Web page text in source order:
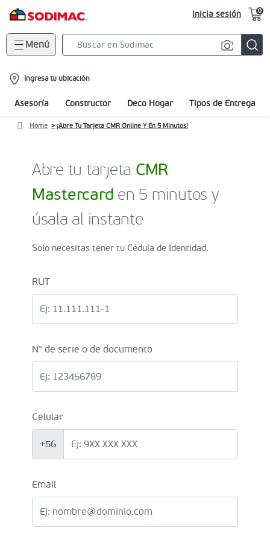
Inicia sesión 0
Menú
location-
icon
Ingresa tu ubicación
Asesoría Constructor Deco Hogar Tipos de Entrega
Home ¡Abre Tu Tarjeta CMR Online Y En 5 Minutos!
Abre tu tarjeta CMR
Mastercard en 5 minutos y
úsala al instante
Solo necesitas tener tu Cédula de Identidad.
RUT
N° de serie o de documento
Celular
+56
Email